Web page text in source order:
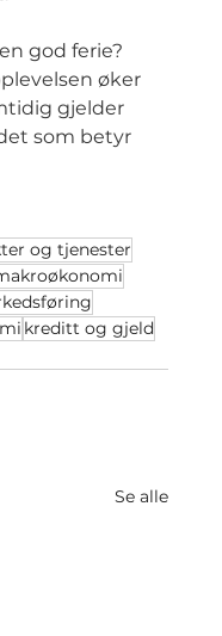
god ferie?
øker
gjelder
som betyr
og tjenester
kreditt og gjeld
Se alle